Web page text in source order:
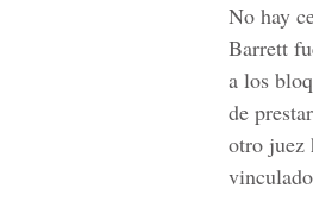
No hay
Barrett
a los
de
otro juez